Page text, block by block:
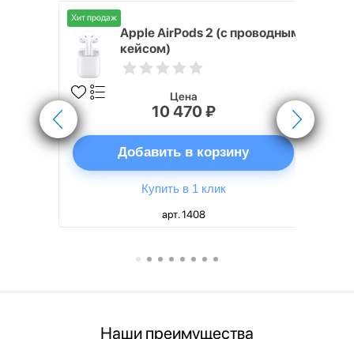
Хит продаж
Apple AirPods 2 (с проводным
кейсом)
Цена
10 470 ₽
Добавить в корзину
Купить в 1 клик
арт. 1408
Наши преимущества